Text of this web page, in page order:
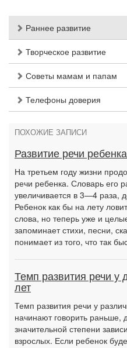
Раннее развитие
Творческое развитие
Советы мамам и папам
Телефоны доверия
ПОХОЖИЕ ЗАПИСИ
Развитие речи
На третьем году жизни
речи ребенка. Словарь его
увеличивается в 3—4 раза,
Ребенок как бы на лету
слова, но теперь уже и
запоминает стихи, песни,
понимает из того, что так
Темп развития речи у
лет
Темп развития речи у
начинают говорить раньше,
значительной степени
взрослых. Если ребенок